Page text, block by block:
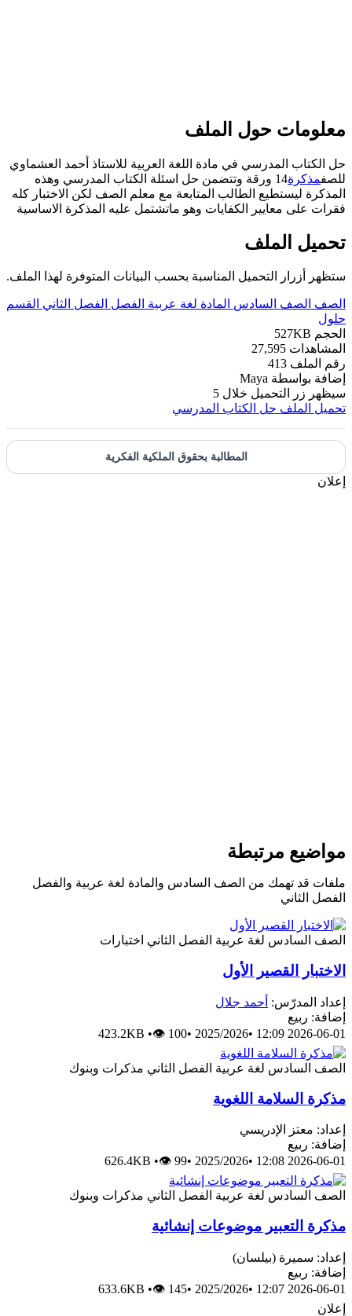
حول الملف
الكتاب المدرسي في مادة اللغة العربية للاستاذ أحمد العشماوي
مذكرة
14 ورقة وتتضمن حل اسئلة الكتاب المدرسي وهذه
ليستطيع الطالب المتابعة مع معلم الصف لكن الاختبار كله
على معايير الكفايات وهو ماتشتمل عليه المذكرة الاساسية
الملف
أزرار التحميل المناسبة بحسب البيانات المتوفرة لهذا الملف.
الصف السادس المادة لغة عربية الفصل الفصل الثاني القسم
527KB
27,595
الملف 413
بواسطة Maya
زر التحميل خلال 5
الملف حل الكتاب المدرسي
المطالبة بحقوق الملكية الفكرية
مرتبطة
قد تهمك من الصف السادس والمادة لغة عربية والفصل
الثاني
السادس لغة عربية الفصل الثاني اختبارات
القصير الأول
المدرّس: أحمد جلال
ربيع
2026-06-01
•
2025/2026
•
423.2KB •👁 100
السادس لغة عربية الفصل الثاني مذكرات وبنوك
السلامة اللغوية
معتز الإدريسي
ربيع
2026-06-01
•
2025/2026
•
626.4KB •👁 99
السادس لغة عربية الفصل الثاني مذكرات وبنوك
التعبير موضوعات إنشائية
سميرة (بيلسان)
ربيع
2026-06-01
•
2025/2026
•
633.6KB •👁 145